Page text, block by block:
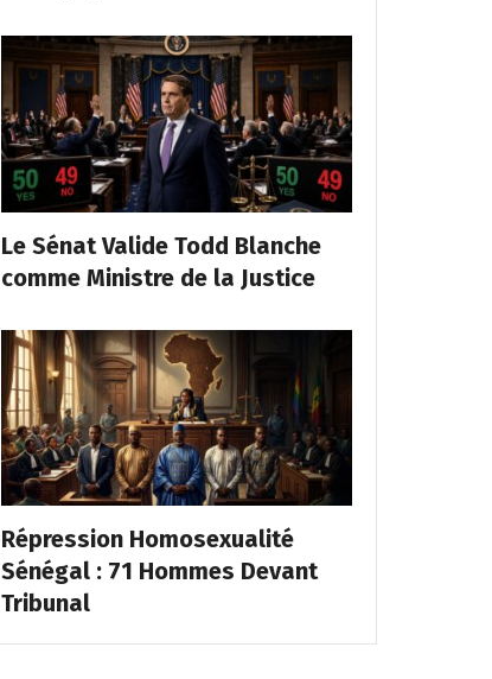
Le Sénat Valide Todd Blanche
comme Ministre de la Justice
Répression Homosexualité
Sénégal : 71 Hommes Devant
Tribunal